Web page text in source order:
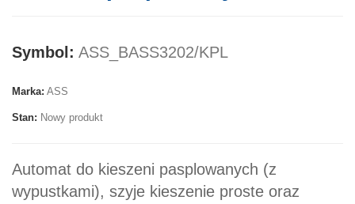
Symbol: ASS_BASS3202/KPL
Marka: ASS
Stan: Nowy produkt
Automat do kieszeni pasplowanych (z
wypustkami), szyje kieszenie proste oraz